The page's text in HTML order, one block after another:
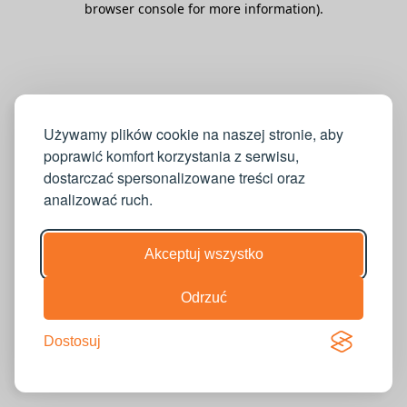
Używamy plików cookie na naszej stronie, aby
poprawić komfort korzystania z serwisu,
dostarczać spersonalizowane treści oraz
analizować ruch.
Akceptuj wszystko
Odrzuć
Dostosuj
browser console for more information).